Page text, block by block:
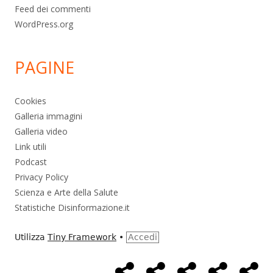
Feed dei commenti
WordPress.org
PAGINE
Cookies
Galleria immagini
Galleria video
Link utili
Podcast
Privacy Policy
Scienza e Arte della Salute
Statistiche Disinformazione.it
Utilizza Tiny Framework • Accedi
MenùHome
Alimentazione
AmbienteBambini